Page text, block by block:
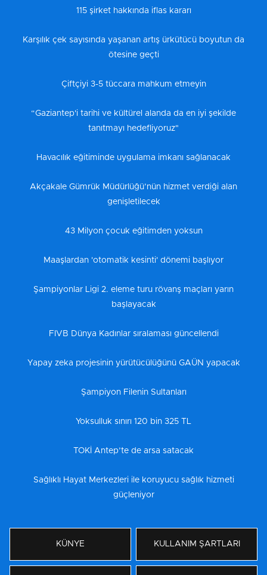
115 şirket hakkında iflas kararı
Karşılık çek sayısında yaşanan artış ürkütücü boyutun da
ötesine geçti
Çiftçiyi 3-5 tüccara mahkum etmeyin
“Gaziantep'i tarihi ve kültürel alanda da en iyi şekilde
tanıtmayı hedefliyoruz"
Havacılık eğitiminde uygulama imkanı sağlanacak
Akçakale Gümrük Müdürlüğü’nün hizmet verdiği alan
genişletilecek
43 Milyon çocuk eğitimden yoksun
Maaşlardan 'otomatik kesinti' dönemi başlıyor
Şampiyonlar Ligi 2. eleme turu rövanş maçları yarın
başlayacak
FIVB Dünya Kadınlar sıralaması güncellendi
Yapay zeka projesinin yürütücülüğünü GAÜN yapacak
Şampiyon Filenin Sultanları
Yoksulluk sınırı 120 bin 325 TL
TOKİ Antep’te de arsa satacak
Sağlıklı Hayat Merkezleri ile koruyucu sağlık hizmeti
güçleniyor
KÜNYE KULLANIM ŞARTLARI